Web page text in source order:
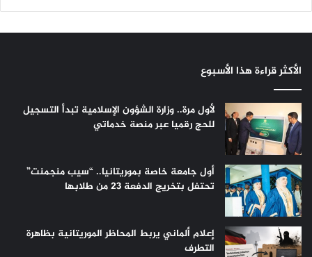
الأكثر قراءة هذا الأسبوع
لأول مرة.. وزارة الشؤون الإسلامية تبدأ التسجيل
للحج رقميا عبر منصة خدماتي
أول جامعة خاصة بموريتانيا.. “سيب منجمنت”
تحتفل بتخريج الدفعة 23 من طلابها
إعلام ألماني يربط المحاظر الموريتانية بظاهرة
التطرف